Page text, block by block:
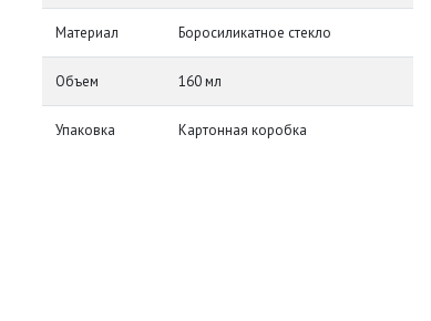
Материал Боросиликатное стекло
Объем 160 мл
Упаковка Картонная коробка